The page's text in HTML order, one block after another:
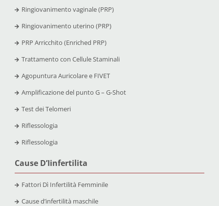
Ringiovanimento vaginale (PRP)
Ringiovanimento uterino (PRP)
PRP Arricchito (Enriched PRP)
Trattamento con Cellule Staminali
Agopuntura Auricolare e FIVET
Amplificazione del punto G – G-Shot
Test dei Telomeri
Riflessologia
Riflessologia
Cause D’Iinfertilita
Fattori Dì Infertilità Femminile
Cause d’infertilità maschile